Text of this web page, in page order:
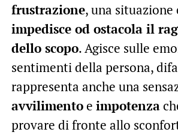
frustrazione, una situazione
impedisce od ostacola il
dello scopo. Agisce sulle
sentimenti della persona,
rappresenta anche una
avvilimentoe impotenza
provare di fronte allo